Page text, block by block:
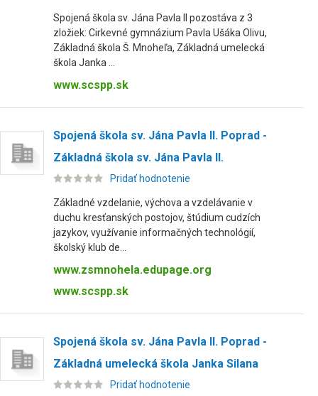
Spojená škola sv. Jána Pavla II pozostáva z 3
zložiek: Cirkevné gymnázium Pavla Ušáka Olivu,
Základná škola Š. Mnoheľa, Základná umelecká
škola Janka ...
www.scspp.sk
Spojená škola sv. Jána Pavla II. Poprad -
Základná škola sv. Jána Pavla II.
Pridať hodnotenie
Základné vzdelanie, výchova a vzdelávanie v
duchu kresťanských postojov, štúdium cudzích
jazykov, využívanie informačných technológií,
školský klub de...
www.zsmnohela.edupage.org
www.scspp.sk
Spojená škola sv. Jána Pavla II. Poprad -
Základná umelecká škola Janka Silana
Pridať hodnotenie